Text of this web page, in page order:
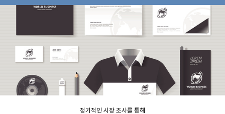
정기적인 시장 조사를 통해